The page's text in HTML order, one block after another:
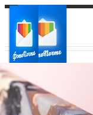
Ваш город: